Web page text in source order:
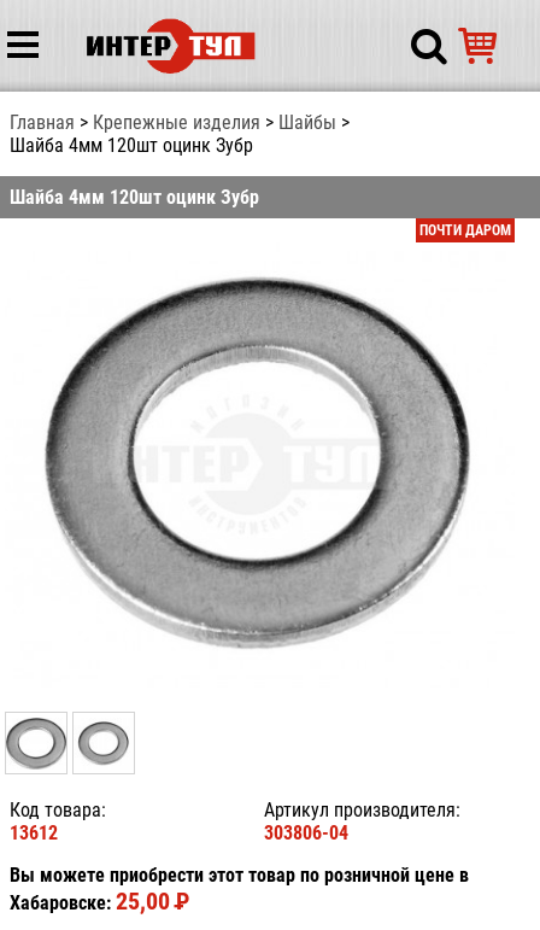
Главная Крепежные изделия
Шайбы
Шайба 4мм 120шт оцинк Зубр
Шайба 4мм 120шт оцинк Зубр
ПОЧТИ ДАРОМ
Код товара:
13612
Артикул производителя:
303806-04
Вы можете приобрести этот товар по розничной цене в
Хабаровске: 25,00PУБ.